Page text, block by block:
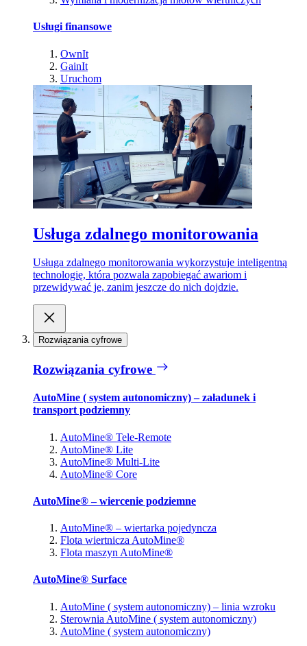
Usługi finansowe
OwnIt
GainIt
Uruchom
Usługa zdalnego monitorowania
Usługa zdalnego monitorowania wykorzystuje inteligentną
technologię, która pozwala zapobiegać awariom i
przewidywać je, zanim jeszcze do nich dojdzie.
Rozwiązania cyfrowe
Rozwiązania cyfrowe
AutoMine ( system autonomiczny) – załadunek i
transport podziemny
AutoMine® Tele-Remote
AutoMine® Lite
AutoMine® Multi-Lite
AutoMine® Core
AutoMine® – wiercenie podziemne
AutoMine® – wiertarka pojedyncza
Flota wiertnicza AutoMine®
Flota maszyn AutoMine®
AutoMine® Surface
AutoMine ( system autonomiczny) – linia wzroku
Sterownia AutoMine ( system autonomiczny)
AutoMine ( system autonomiczny)